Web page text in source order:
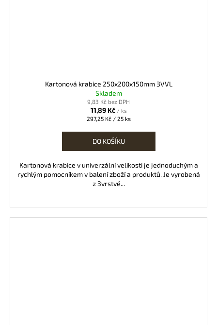
Kartonová krabice 250x200x150mm 3VVL
Skladem
9,83 Kč bez DPH
11,89 Kč / ks
Měrná
297,25 Kč / 25 ks
DO KOŠÍKU
Kartonová krabice v univerzální velikosti je jednoduchým a
rychlým pomocníkem v balení zboží a produktů. Je vyrobená
z 3vrstvé...